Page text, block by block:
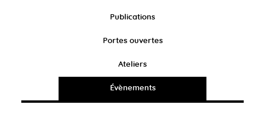
Publications
Portes ouvertes
Ateliers
Évènements